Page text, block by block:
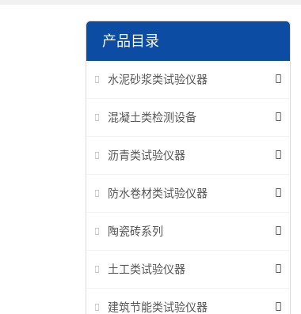
产品目录
水泥砂浆类试验仪器
混凝土类检测设备
沥青类试验仪器
防水卷材类试验仪器
陶瓷砖系列
土工类试验仪器
建筑节能类试验仪器